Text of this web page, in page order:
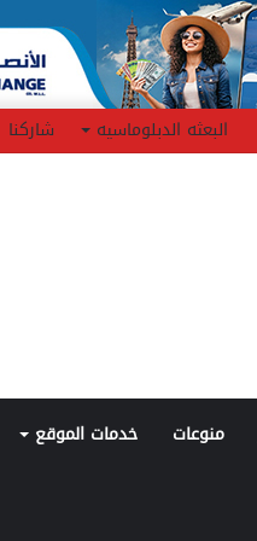
البعثه الدبلوماسيه شاركنا
منوعات خدمات الموقع